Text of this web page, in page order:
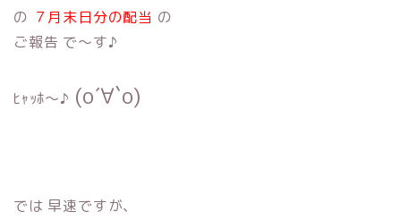
の ７月末日分の配当 の
ご報告 で〜す♪
ﾋｬｯﾎ〜♪ (о´∀`о)
では 早速ですが、